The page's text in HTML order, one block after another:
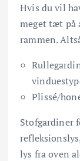
Hvis du vil
meget tæt på
rammen.
Plissé/
Stofgardiner
lys fra oven